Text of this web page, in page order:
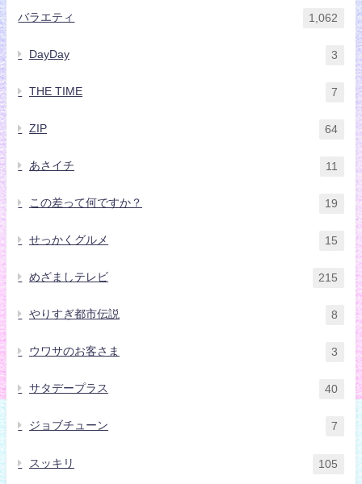
バラエティ 1,062
DayDay 3
THE TIME 7
ZIP 64
あさイチ 11
この差って何ですか？ 19
せっかくグルメ 15
めざましテレビ 215
やりすぎ都市伝説 8
ウワサのお客さま 3
サタデープラス 40
ジョブチューン 7
スッキリ 105